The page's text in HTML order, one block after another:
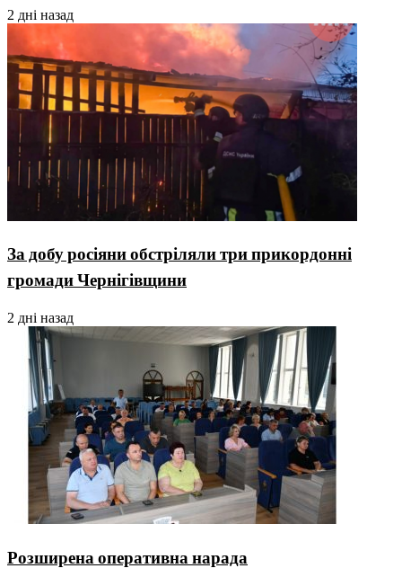
2 дні назад
За добу росіяни обстріляли три прикордонні
громади Чернігівщини
2 дні назад
Розширена оперативна нарада